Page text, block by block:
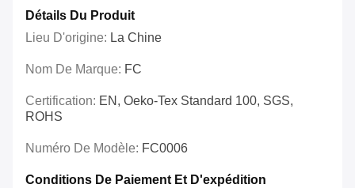
Détails Du Produit
Lieu D'origine: La Chine
Nom De Marque: FC
Certification: EN, Oeko-Tex Standard 100, SGS,
ROHS
Numéro De Modèle: FC0006
Conditions De Paiement Et D'expédition